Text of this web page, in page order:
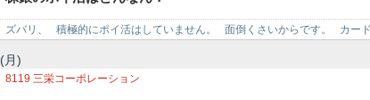
ズバリ、 積極的にポイ活はしていません。 面倒くさいからです。 カー
(月)
8119 三栄コーポレーション